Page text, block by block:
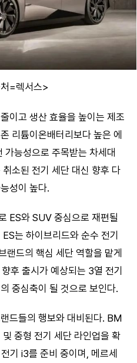
=렉서스>
이고 생산 효율을 높이는 제조
리튬이온배터리보다 높은 에
가능성으로 주목받는 차세대
소된 전기 세단 대신 향후 다
성이 높다.
ES와 SUV 중심으로 재편될
는 하이브리드와 순수 전기
랜드의 핵심 세단 역할을 맡게
후 출시가 예상되는 3열 전기
중심축이 될 것으로 보인다.
드들의 행보와 대비된다. BM
중형 전기 세단 라인업을 확
기 i3를 준비 중이며, 메르세